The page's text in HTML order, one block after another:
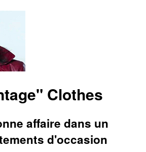
Clothes
affaire dans un
d'occasion